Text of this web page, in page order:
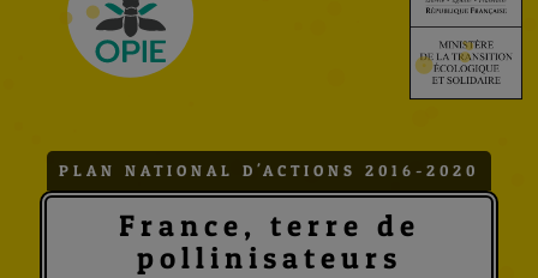
PLAN NATIONAL D'ACTIONS 2016-2020
France, terre de
pollinisateurs